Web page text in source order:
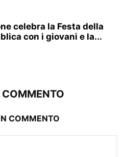
celebra la Festa della
con i giovani e la...
COMMENTO